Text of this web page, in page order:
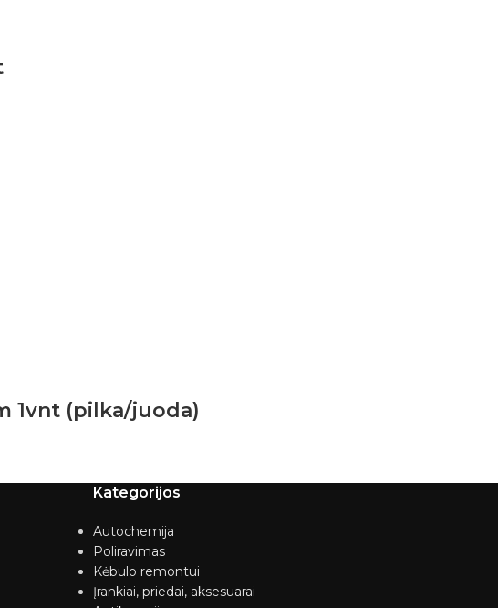
1vnt (pilka/juoda)
Kategorijos
Autochemija
Poliravimas
Kėbulo remontui
Įrankiai, priedai, aksesuarai